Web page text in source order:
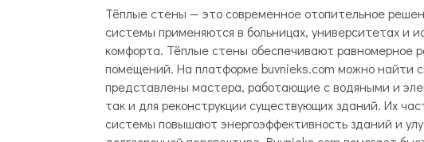
Тёплые стены — это современное отопительное
системы применяются в больницах, университетах и
комфорта. Тёплые стены обеспечивают равномерное
помещений. На платформе buvnieks.com можно найти
представлены мастера, работающие с водяными и
так и для реконструкции существующих зданий. Их
системы повышают энергоэффективность зданий и